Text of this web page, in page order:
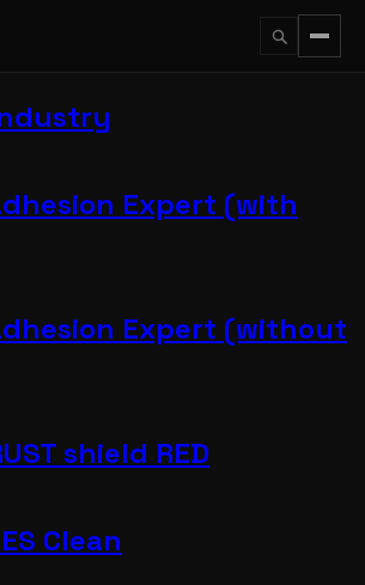
Expert (with
Expert (without
shield RED
Clean